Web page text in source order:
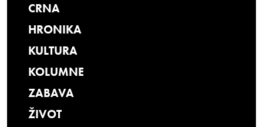
CRNA
HRONIKA
KULTURA
KOLUMNE
ZABAVA
ŽIVOT